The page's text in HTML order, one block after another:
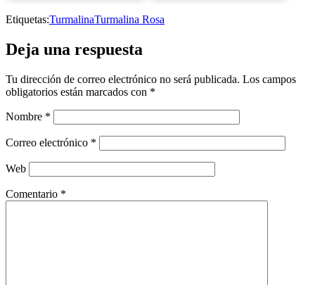
Etiquetas:TurmalinaTurmalina Rosa
Deja una respuesta
Tu dirección de correo electrónico no será publicada. Los campos
obligatorios están marcados con *
Nombre *
Correo electrónico *
Web
Comentario *